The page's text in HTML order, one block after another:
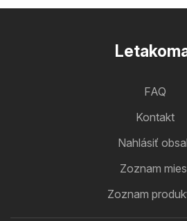
FAQ
Kontakt
Nahlásiť
Zoznam
Zoznam